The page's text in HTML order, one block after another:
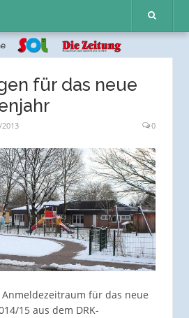
für das neue
0
für das neue
15 aus dem DRK-